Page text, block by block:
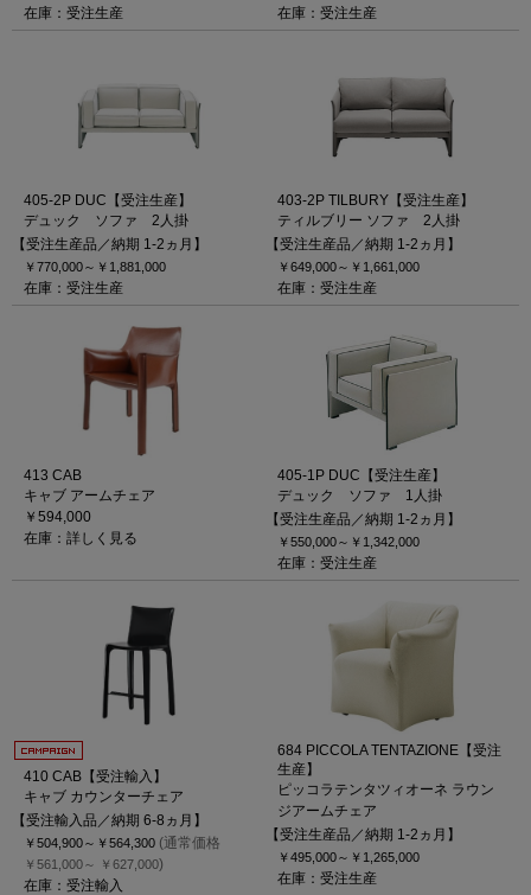
在庫：受注生産 在庫：受注生産
405-2P DUC【受注生産】
デュック ソファ 2人掛
【受注生産品／納期 1-2ヵ月】
￥770,000～ ￥1,881,000
在庫：受注生産
403-2P TILBURY【受注生産】
ティルブリー ソファ 2人掛
【受注生産品／納期 1-2ヵ月】
￥649,000～ ￥1,661,000
在庫：受注生産
413 CAB
キャブ アームチェア
￥594,000
在庫：詳しく見る
405-1P DUC【受注生産】
デュック ソファ 1人掛
【受注生産品／納期 1-2ヵ月】
￥550,000～ ￥1,342,000
在庫：受注生産
410 CAB【受注輸入】
キャブ カウンターチェア
【受注輸入品／納期 6-8ヵ月】
￥504,900～ ￥564,300 (通常価格
￥561,000～ ￥627,000)
在庫：受注輸入
684 PICCOLA TENTAZIONE【受注
生産】
ピッコラテンタツィオーネ ラウン
ジアームチェア
【受注生産品／納期 1-2ヵ月】
￥495,000～ ￥1,265,000
在庫：受注生産